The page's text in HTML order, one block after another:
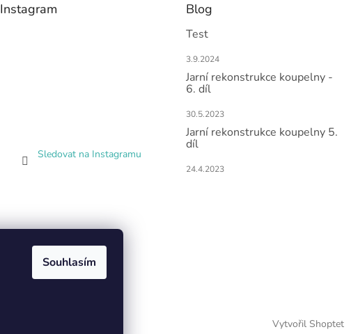
Souhlasím
Instagram
Sledovat na Instagramu
Blog
Test
3.9.2024
Jarní rekonstrukce koupelny -
6. díl
30.5.2023
Jarní rekonstrukce koupelny 5.
díl
24.4.2023
Vytvořil Shoptet